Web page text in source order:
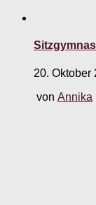
20. Oktober
von Annika